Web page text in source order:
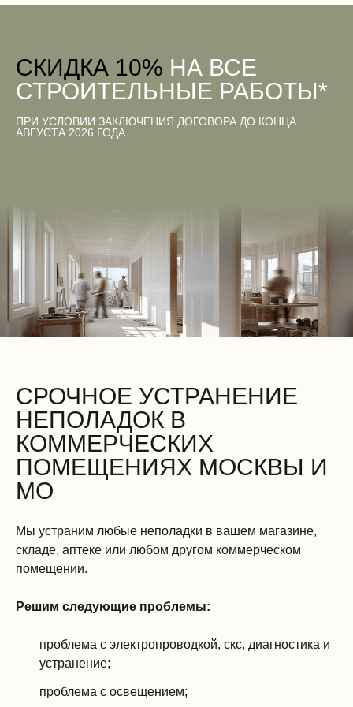
CКИДКА 10% НА ВСЕ
СТРОИТЕЛЬНЫЕ РАБОТЫ*
ПРИ УСЛОВИИ ЗАКЛЮЧЕНИЯ ДОГОВОРА ДО КОНЦА
АВГУСТА 2026 ГОДА
СРОЧНОЕ УСТРАНЕНИЕ
НЕПОЛАДОК В
КОММЕРЧЕСКИХ
ПОМЕЩЕНИЯХ МОСКВЫ И
МО
Мы устраним любые неполадки в вашем магазине,
складе, аптеке или любом другом коммерческом
помещении.
Решим следующие проблемы:
проблема с электропроводкой, скс, диагностика и
устранение;
проблема с освещением;